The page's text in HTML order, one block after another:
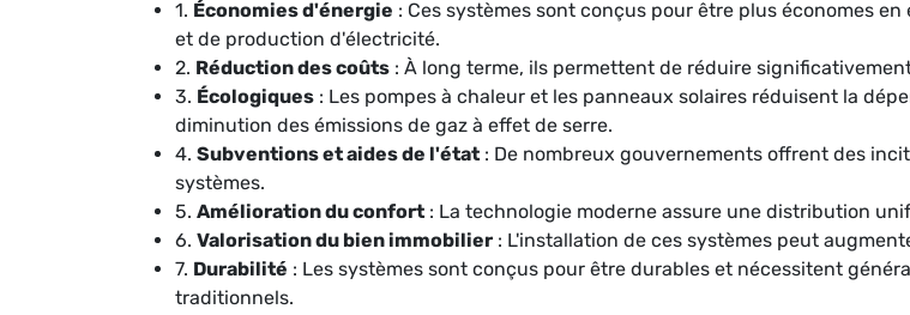
1. Économies d'énergie : Ces systèmes sont conçus pour être plus économes
et de production d'électricité.
2. Réduction des coûts : À long terme, ils permettent de réduire
3. Écologiques : Les pompes à chaleur et les panneaux solaires réduisent la
diminution des émissions de gaz à effet de serre.
4. Subventions et aides de l'état : De nombreux gouvernements offrent des
systèmes.
5. Amélioration du confort : La technologie moderne assure une distribution
6. Valorisation du bien immobilier : L'installation de ces systèmes peut
7. Durabilité : Les systèmes sont conçus pour être durables et nécessitent
traditionnels.